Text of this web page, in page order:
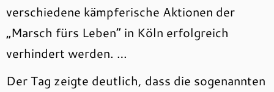
verschiedene kämpferische Aktionen der
„Marsch fürs Leben“ in Köln erfolgreich
verhindert werden. …
Der Tag zeigte deutlich, dass die sogenannten